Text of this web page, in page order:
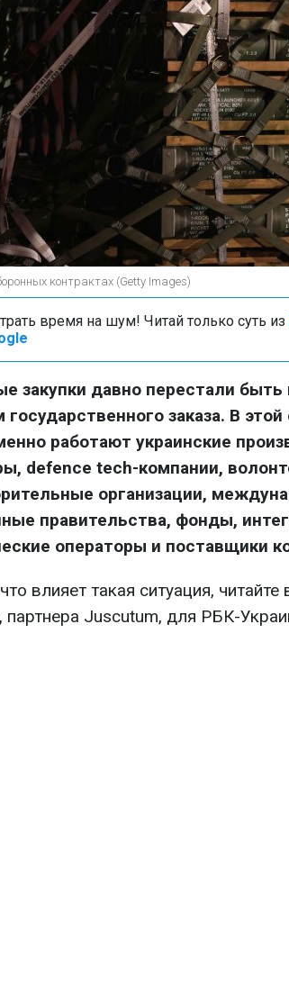
контрактах (Getty Images)
время на шум! Читай только суть из
закупки давно перестали
государственного заказа. В
работают украинские
defence tech-компании,
организации,
правительства, фонды,
операторы и поставщики
влияет такая ситуация, читайте
партнера Juscutum, для РБК-